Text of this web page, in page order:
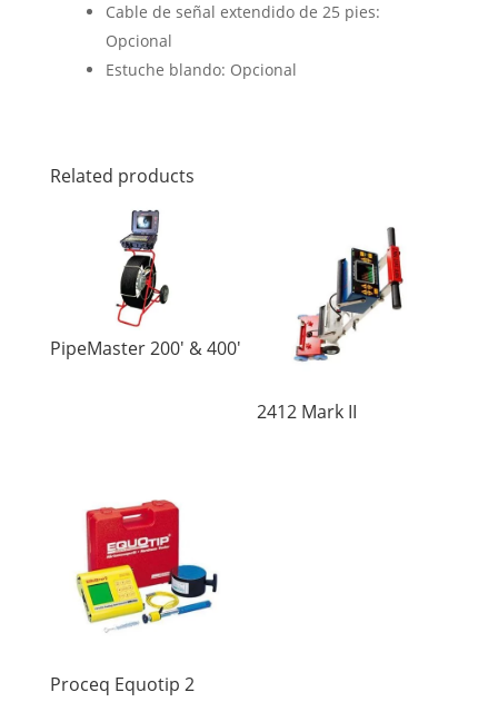
Cable de señal extendido de 25 pies:
Opcional
Estuche blando: Opcional
Related products
PipeMaster 200′ & 400′
2412 Mark II
Proceq Equotip 2